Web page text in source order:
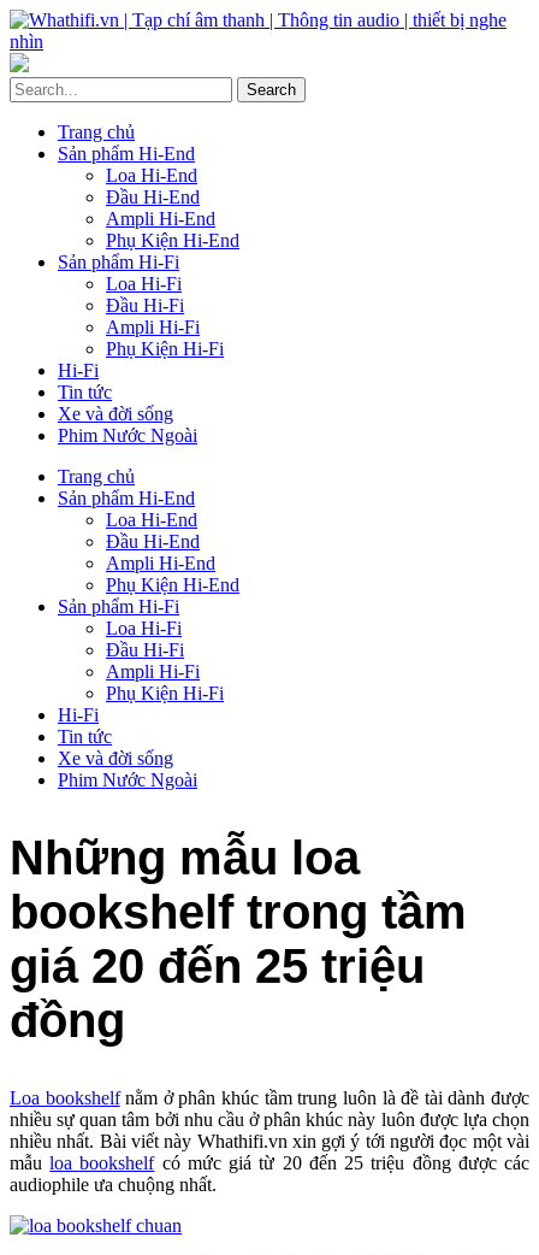
Trang chủ
Sản phẩm Hi-End
Loa Hi-End
Đầu Hi-End
Ampli Hi-End
Phụ Kiện Hi-End
Sản phẩm Hi-Fi
Loa Hi-Fi
Đầu Hi-Fi
Ampli Hi-Fi
Phụ Kiện Hi-Fi
Hi-Fi
Tin tức
Xe và đời sống
Phim Nước Ngoài
Trang chủ
Sản phẩm Hi-End
Loa Hi-End
Đầu Hi-End
Ampli Hi-End
Phụ Kiện Hi-End
Sản phẩm Hi-Fi
Loa Hi-Fi
Đầu Hi-Fi
Ampli Hi-Fi
Phụ Kiện Hi-Fi
Hi-Fi
Tin tức
Xe và đời sống
Phim Nước Ngoài
Những mẫu loa
bookshelf trong tầm
giá 20 đến 25 triệu
đồng
Loa bookshelfnằm ở phân khúc tầm trung luôn là đề tài dành được
nhiều sự quan tâm bởi nhu cầu ở phân khúc này luôn được lựa chọn
nhiều nhất. Bài viết này Whathifi.vn xin gợi ý tới người đọc một vài
mẫuloa bookshelfcó mức giá từ 20 đến 25 triệu đồng được các
audiophile ưa chuộng nhất.